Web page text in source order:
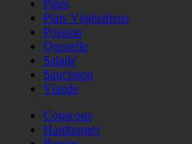
Pâtes
Plats Végétariens
Poisson
Quenelle
Salade
Saucisson
Viande
Couscous
Hamburger